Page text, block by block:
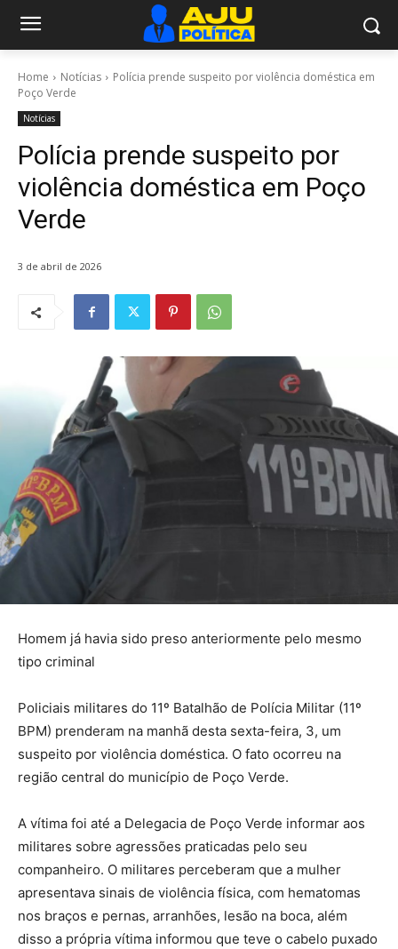
Home Notícias
Polícia prende suspeito por violência doméstica em
Poço Verde
Notícias
Polícia prende suspeito por
violência doméstica em Poço
Verde
3 de abril de 2026
Homem já havia sido preso anteriormente pelo mesmo
tipo criminal
Policiais militares do 11º Batalhão de Polícia Militar (11º
BPM) prenderam na manhã desta sexta-feira, 3, um
suspeito por violência doméstica. O fato ocorreu na
região central do município de Poço Verde.
A vítima foi até a Delegacia de Poço Verde informar aos
militares sobre agressões praticadas pelo seu
companheiro. O militares perceberam que a mulher
apresentava sinais de violência física, com hematomas
nos braços e pernas, arranhões, lesão na boca, além
disso a própria vítima informou que teve o cabelo puxado